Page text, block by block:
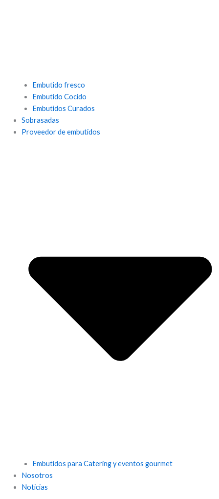
Embutido fresco
Embutido Cocido
Embutidos Curados
Sobrasadas
Proveedor de embutidos
Embutidos para Catering y eventos gourmet
Nosotros
Noticias